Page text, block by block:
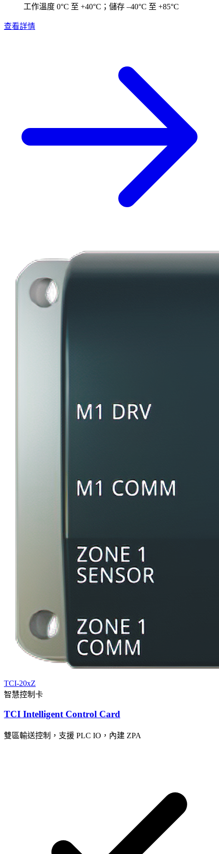
工作溫度 0°C 至 +40°C；儲存 –40°C 至 +85°C
查看詳情
TCI-20xZ
智慧控制卡
TCI Intelligent Control Card
雙區輸送控制，支援 PLC IO，內建 ZPA